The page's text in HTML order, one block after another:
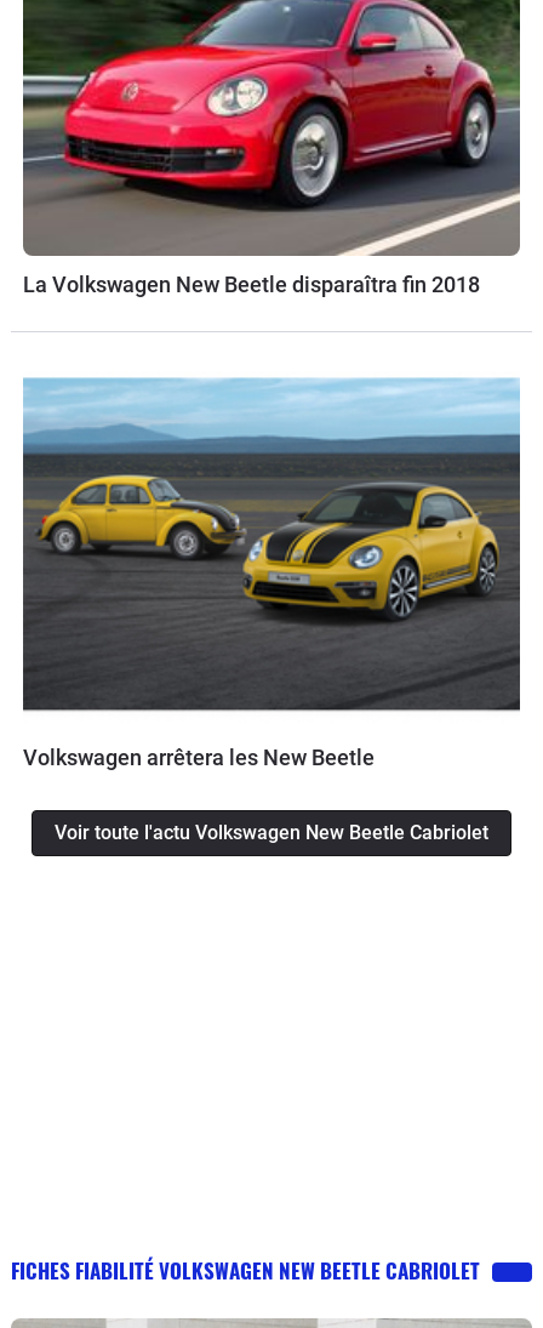
La Volkswagen New Beetle disparaîtra fin 2018
Volkswagen arrêtera les New Beetle
Voir toute l'actu Volkswagen New Beetle Cabriolet
FICHES FIABILITÉ VOLKSWAGEN NEW BEETLE CABRIOLET